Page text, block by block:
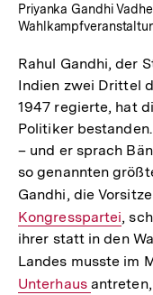
Priyanka Gandhi
Rahul Gandhi, der
Indien zwei Drittel
1947 regierte, hat
Politiker
– und er sprach
so genannten
Gandhi, die
Kongresspartei,
ihrer statt in den
Landes musste im
Unterhaus